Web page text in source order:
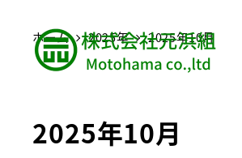
ホーム 2025年 2025年10月
2025年10月